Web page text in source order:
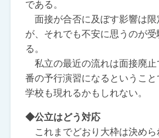
である。
面接が合否に及ぼす影響は限
が、それでも不安に思うのが
る。
私立の最近の流れは面接廃止
番の予行演習になるというこ
学校も現れるかもしれない。
◆公立はどう対応
これまでどおり大枠は決めら